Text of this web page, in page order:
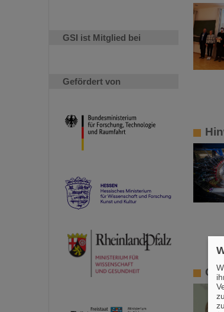
GSI ist Mitglied bei
Gefördert von